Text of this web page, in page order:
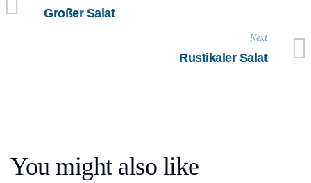
Großer Salat
Next
Rustikaler Salat
You might also like